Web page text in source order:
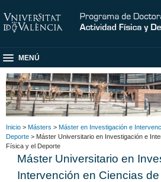
MENÚ
Inicio > Másters > Máster en Investigación e
Deporte > Máster Universitario en Investigación e
Física y el Deporte
Máster Universitario en
Intervención en Ciencias